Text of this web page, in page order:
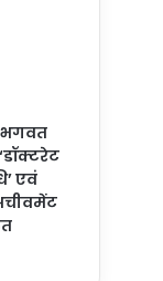
भगवत
एवं